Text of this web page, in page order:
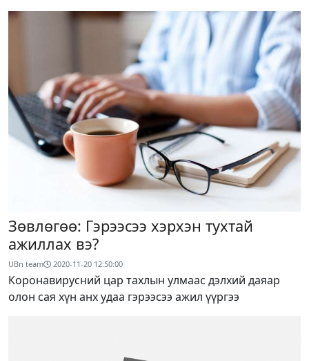
Зөвлөгөө: Гэрээсээ хэрхэн тухтай
ажиллах вэ?
UBn team 2020-11-20 12:50:00
Коронавирусний цар тахлын улмаас дэлхий даяар
олон сая хүн анх удаа гэрээсээ ажил үүргээ